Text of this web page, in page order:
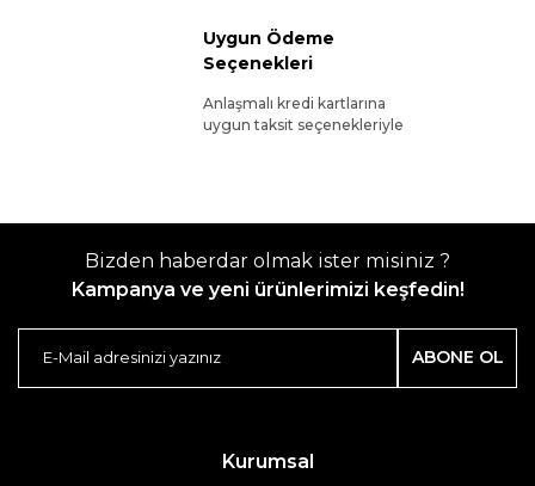
Uygun Ödeme
Seçenekleri
Anlaşmalı kredi kartlarına
uygun taksit seçenekleriyle
Bizden haberdar olmak ister misiniz ?
Kampanya ve yeni ürünlerimizi keşfedin!
ABONE OL
Kurumsal